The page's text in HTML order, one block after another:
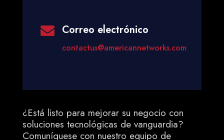
 Correo electrónico
contactus@americannetworks.com
¿Está listo para mejorar su negocio con
soluciones tecnológicas de vanguardia?
Comuníquese con nuestro equipo de